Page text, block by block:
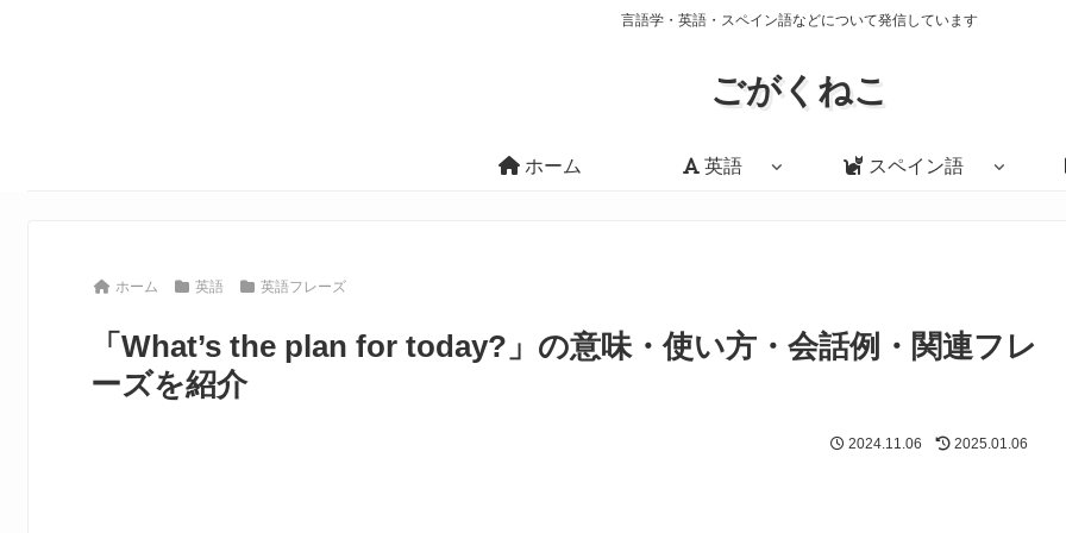
言語学・英語・スペイン語などについて発信しています
ごがくねこ
ホーム 英語 スペイン語
ホーム 英語 英語フレーズ
「What’s the plan for today?」の意味・使い方・会話例・関連フレ
ーズを紹介
2024.11.06 2025.01.06